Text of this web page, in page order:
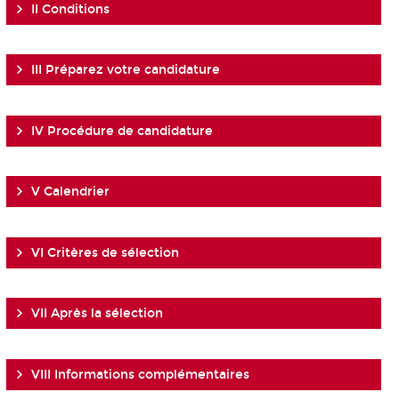
II Conditions
III Préparez votre candidature
IV Procédure de candidature
V Calendrier
VI Critères de sélection
VII Après la sélection
VIII Informations complémentaires